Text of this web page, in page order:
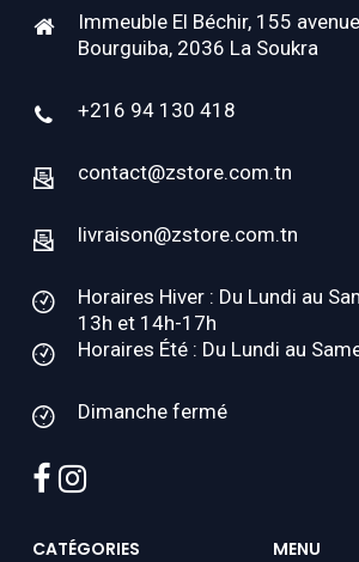
Immeuble El Béchir, 155
Bourguiba, 2036 La Soukra
+216 94 130 418
contact@zstore.com.tn
livraison@zstore.com.tn
Horaires Hiver : Du Lundi au
13h et 14h-17h
Horaires Été : Du Lundi au
Dimanche fermé
facebook
instagram
CATÉGORIES MENU